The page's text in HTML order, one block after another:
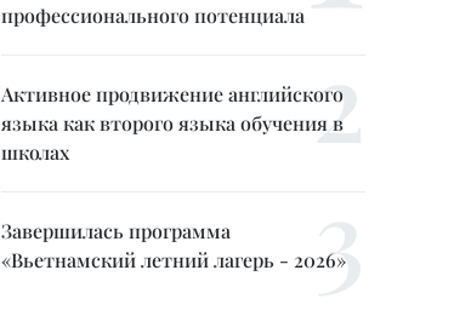
профессионального потенциала
Активное продвижение английского
языка как второго языка обучения в
школах
Завершилась программа
«Вьетнамский летний лагерь - 2026»